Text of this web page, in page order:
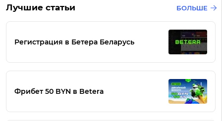
Лучшие статьи БОЛЬШЕ
Регистрация в Бетера Беларусь
Фрибет 50 BYN в Betera